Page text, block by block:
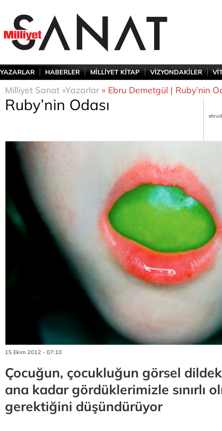
YAZARLAR HABERLER MİLLİYET KİTAP VİZYONDAKİLER
Milliyet Sanat »Yazarlar» Ebru Demetgül | Ruby’nin
Ruby’nin Odası
15 Ekim 2012 - 07:10
Çocuğun, çocukluğun görsel dildeki
ana kadar gördüklerimizle sınırlı
gerektiğini düşündürüyor